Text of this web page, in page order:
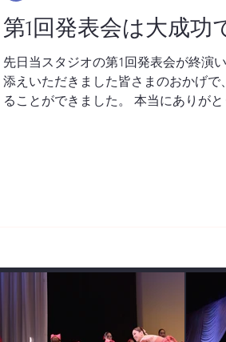
第1回発表会は大成功
先日当スタジオの第1回発表会が終演
添えいただきました皆さまのおかげで
ることができました。 本当にありが